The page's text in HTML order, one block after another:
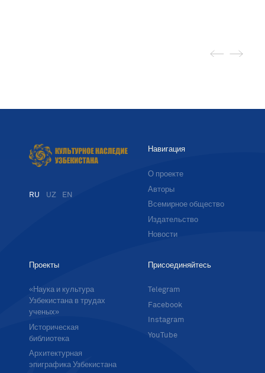
RU UZ EN
Навигация
О проекте
Авторы
Всемирное общество
Издательство
Новости
Проекты
«Наука и культура
Узбекистана в трудах
ученых»
Историческая
библиотека
Архитектурная
эпиграфика Узбекистана
Присоединяйтесь
Telegram
Facebook
Instagram
YouTube